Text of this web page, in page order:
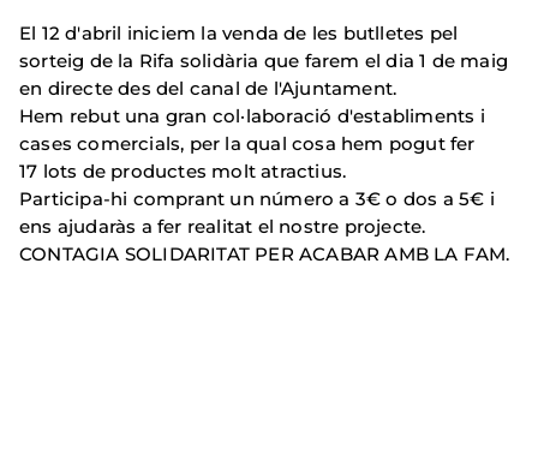
El 12 d'abril iniciem la venda de les butlletes pel
sorteig de la Rifa solidària que farem el dia 1 de maig
en directe des del canal de l'Ajuntament.
Hem rebut una gran col·laboració d'establiments i
cases comercials, per la qual cosa hem pogut fer
17 lots de productes molt atractius.
Participa-hi comprant un número a 3€ o dos a 5€ i
ens ajudaràs a fer realitat el nostre projecte.
CONTAGIA SOLIDARITAT PER ACABAR AMB LA FAM.